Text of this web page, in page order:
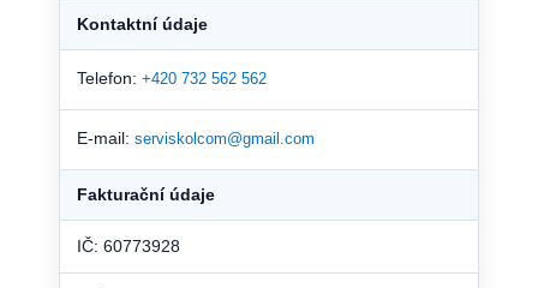
Kontaktní údaje
Telefon: +420 732 562 562
E-mail: serviskolcom@gmail.com
Fakturační údaje
IČ: 60773928